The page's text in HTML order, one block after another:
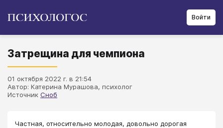
Войти
Затрещина для чемпиона
01 октября 2022 г. в 21:54
Автор: Катерина Мурашова, психолог
Источник Сноб
Частная, относительно молодая, довольно дорогая